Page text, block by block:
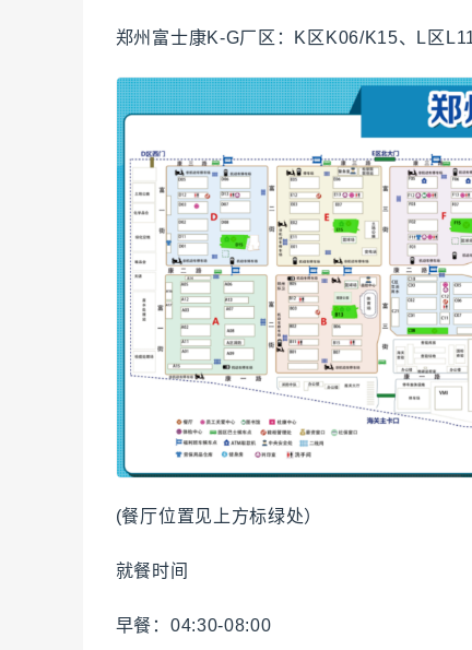
郑州富士康K-G厂区：K区K06/K15、L区
(餐厅位置见上方标绿处）
就餐时间
早餐：04:30-08:00